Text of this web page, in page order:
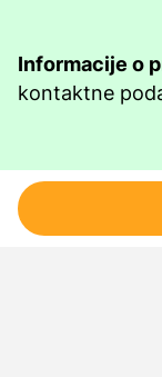
Informacije o
kontaktne